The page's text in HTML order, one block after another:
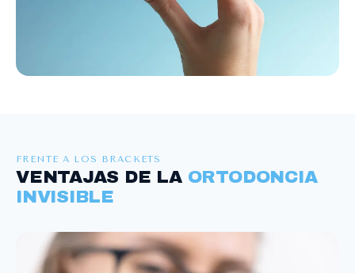
FRENTE A LOS BRACKETS
VENTAJAS DE LA ORTODONCIA
INVISIBLE